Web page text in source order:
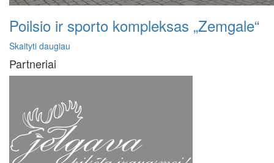
Poilsio ir sporto kompleksas „Zemgale“
Skaityti daugiau
Partneriai